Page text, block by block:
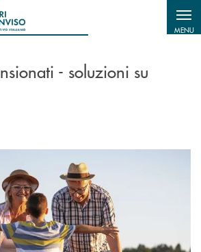
MENU
- soluzioni su